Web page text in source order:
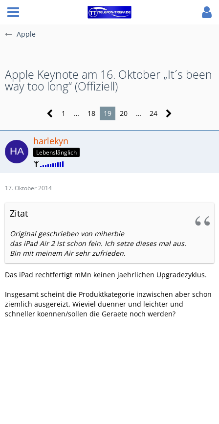
Apple
Apple Keynote am 16. Oktober „It´s been
way too long“ (Offiziell)
1 … 18 19 20 … 24
harlekyn
Lebenslänglich
17. Oktober 2014
Zitat
Original geschrieben von miherbie
das iPad Air 2 ist schon fein. Ich setze dieses mal aus.
Bin mit meinem Air sehr zufrieden.
Das iPad rechtfertigt mMn keinen jaehrlichen Upgradezyklus.
Insgesamt scheint die Produktkategorie inzwischen aber schon
ziemlich ausgereizt. Wieviel duenner und leichter und
schneller koennen/sollen die Geraete noch werden?